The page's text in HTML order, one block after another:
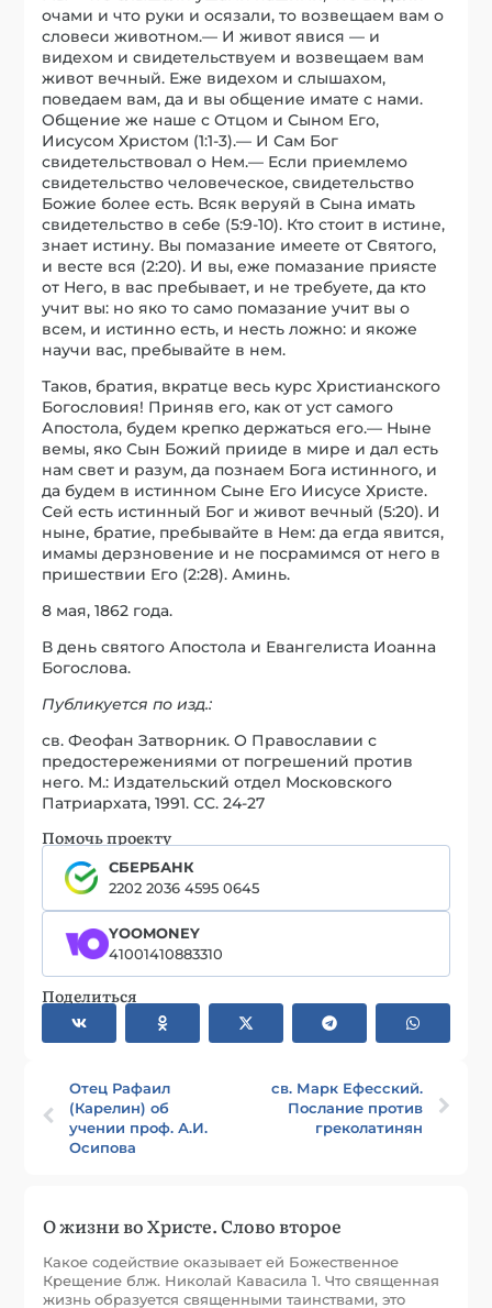
очами и что руки и осязали, то возвещаем вам о
словеси животном.— И живот явися — и
видехом и свидетельствуем и возвещаем вам
живот вечный. Еже видехом и слышахом,
поведаем вам, да и вы общение имате с нами.
Общение же наше с Отцом и Сыном Его,
Иисусом Христом (1:1-3).— И Сам Бог
свидетельствовал о Нем.— Если приемлемо
свидетельство человеческое, свидетельство
Божие более есть. Всяк веруяй в Сына имать
свидетельство в себе (5:9-10). Кто стоит в истине,
знает истину. Вы помазание имеете от Святого,
и весте вся (2:20). И вы, еже помазание приясте
от Него, в вас пребывает, и не требуете, да кто
учит вы: но яко то само помазание учит вы о
всем, и истинно есть, и несть ложно: и якоже
научи вас, пребывайте в нем.
Таков, братия, вкратце весь курс Христианского
Богословия! Приняв его, как от уст самого
Апостола, будем крепко держаться его.— Ныне
вемы, яко Сын Божий прииде в мире и дал есть
нам свет и разум, да познаем Бога истинного, и
да будем в истинном Сыне Его Иисусе Христе.
Сей есть истинный Бог и живот вечный (5:20). И
ныне, братие, пребывайте в Нем: да егда явится,
имамы дерзновение и не посрамимся от него в
пришествии Его (2:28). Аминь.
8 мая, 1862 года.
В день святого Апостола и Евангелиста Иоанна
Богослова.
Публикуется по изд.:
св. Феофан Затворник. О Православии с
предостережениями от погрешений против
него. М.: Издательский отдел Московского
Патриархата, 1991. СС. 24-27
Помочь проекту
СБЕРБАНК
2202 2036 4595 0645
YOOMONEY
41001410883310
Поделиться
Отец Рафаил
(Карелин) об
учении проф. А.И.
Осипова
св. Марк Ефесский.
Послание против
греколатинян
О жизни во Христе. Слово второе
Какое содействие оказывает ей Божественное
Крещение блж. Николай Кавасила 1. Что священная
жизнь образуется священными таинствами, это